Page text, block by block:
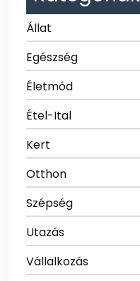
Állat
Egészség
Életmód
Étel-Ital
Kert
Otthon
Szépség
Utazás
Vállalkozás